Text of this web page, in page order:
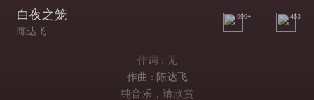
白夜之笼
陈达飞
999+ 463
作词 : 无
作曲 : 陈达飞
纯音乐，请欣赏